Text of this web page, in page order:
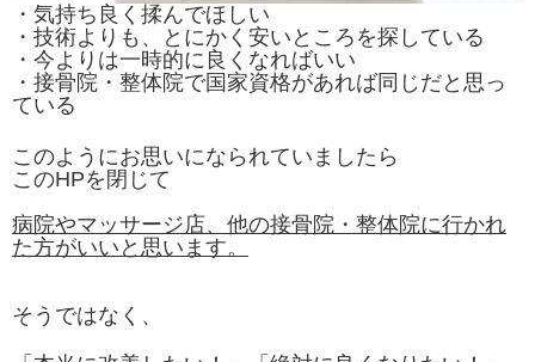
・気持ち良く揉んでほしい
・技術よりも、とにかく安いところを探している
・今よりは一時的に良くなればいい
・接骨院・整体院で国家資格があれば同じだと思っ
ている
このようにお思いになられていましたら
このHPを閉じて
病院やマッサージ店、他の接骨院・整体院に行かれ
た方がいいと思います。
そうではなく、